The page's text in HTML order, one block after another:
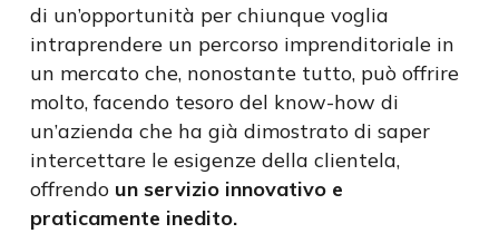
di un’opportunità per chiunque voglia
intraprendere un percorso imprenditoriale in
un mercato che, nonostante tutto, può offrire
molto, facendo tesoro del know-how di
un’azienda che ha già dimostrato di saper
intercettare le esigenze della clientela,
offrendo un servizio innovativo e
praticamente inedito.